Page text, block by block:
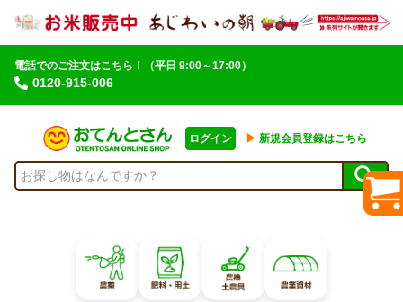
電話でのご注文はこちら！
0120-915-006
（平日 9:00～17:00）
ログイン ▶︎ 新規会員登録はこちら